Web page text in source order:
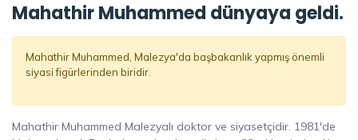
Mahathir Muhammed dünyaya geldi.
Mahathir Muhammed, Malezya'da başbakanlık yapmış önemli
siyasi figürlerinden biridir.
Mahathir Muhammed Malezyalı doktor ve siyasetçidir. 1981'de